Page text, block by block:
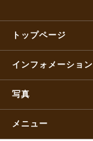
トップページ
インフォメーション
写真
メニュー